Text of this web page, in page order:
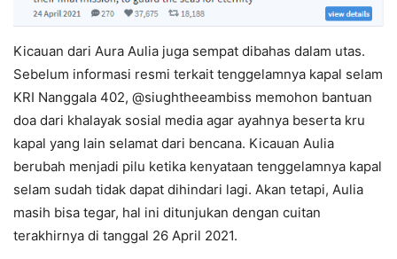
Kicauan dari Aura Aulia juga sempat dibahas dalam utas.
Sebelum informasi resmi terkait tenggelamnya kapal selam
KRI Nanggala 402, @siughtheeambiss memohon bantuan
doa dari khalayak sosial media agar ayahnya beserta kru
kapal yang lain selamat dari bencana. Kicauan Aulia
berubah menjadi pilu ketika kenyataan tenggelamnya kapal
selam sudah tidak dapat dihindari lagi. Akan tetapi, Aulia
masih bisa tegar, hal ini ditunjukan dengan cuitan
terakhirnya di tanggal 26 April 2021.